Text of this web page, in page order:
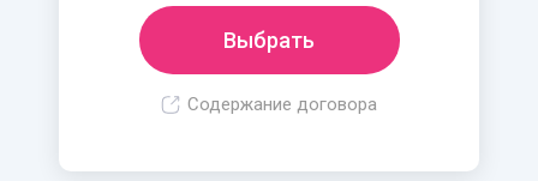
Выбрать
Содержание договора